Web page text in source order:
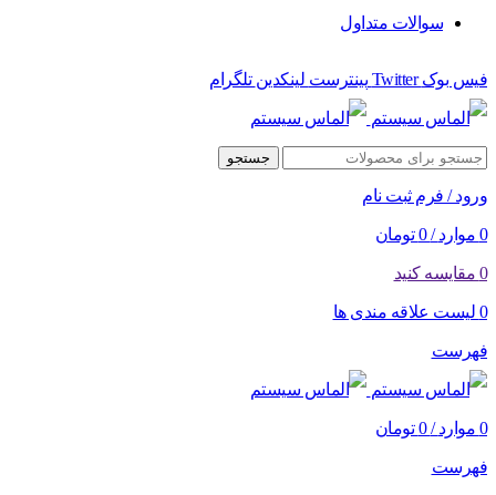
سوالات متداول
فیس بوک Twitter پینترست لینکدین تلگرام
جستجو
ورود / فرم ثبت نام
0 موارد /
0 تومان
0 مقایسه کنید
0 لیست علاقه مندی ها
فهرست
0 موارد /
0 تومان
فهرست